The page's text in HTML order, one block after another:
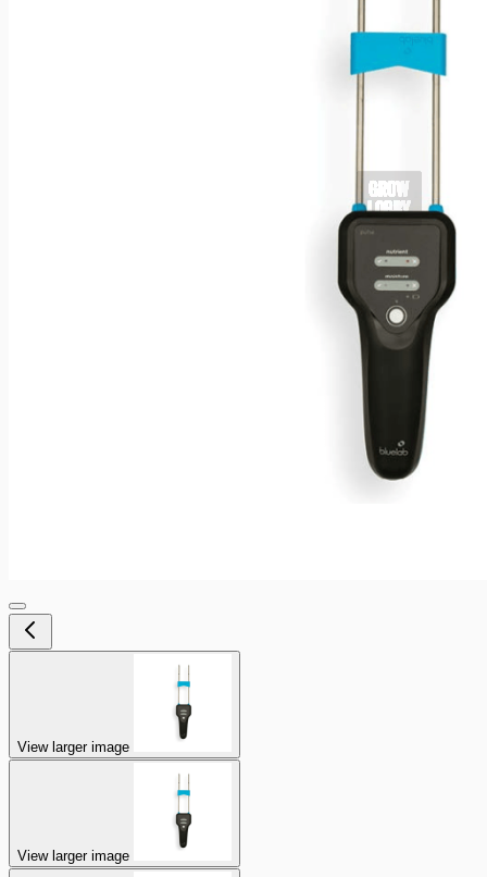
View larger image
View larger image